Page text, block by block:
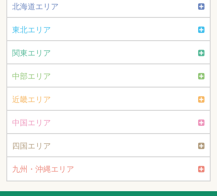
北海道エリア
東北エリア
関東エリア
中部エリア
近畿エリア
中国エリア
四国エリア
九州・沖縄エリア